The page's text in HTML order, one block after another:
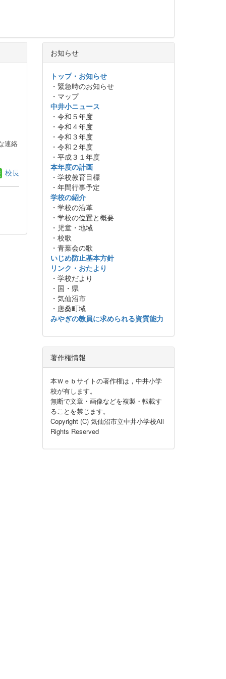
連絡
校長
お知らせ
トップ・お知らせ
・緊急時のお知らせ
・マップ
中井小ニュース
・令和５年度
・令和４年度
・令和３年度
・令和２年度
・平成３１年度
本年度の計画
・学校教育目標
・年間行事予定
学校の紹介
・学校の沿革
・学校の位置と概要
・児童・地域
・校歌
・青葉会の歌
いじめ防止基本方針
リンク・おたより
・学校だより
・国・県
・気仙沼市
・唐桑町域
みやぎの教員に求められる資質能力
著作権情報
本Ｗｅｂサイトの著作権は，中井小学
校が有します。
無断で文章・画像などを複製・転載す
ることを禁じます。
Copyright (C) 気仙沼市立中井小学校All
Rights Reserved